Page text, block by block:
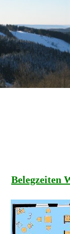
Belegzeiten